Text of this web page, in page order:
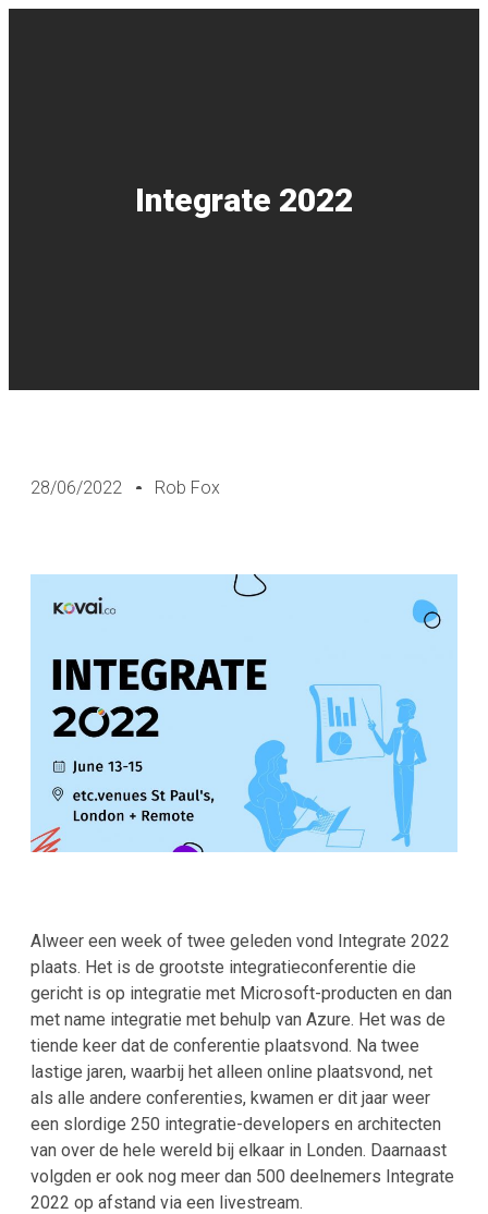
Integrate 2022
28/06/2022 Rob Fox
Alweer een week of twee geleden vond Integrate 2022
plaats. Het is de grootste integratieconferentie die
gericht is op integratie met Microsoft-producten en dan
met name integratie met behulp van Azure. Het was de
tiende keer dat de conferentie plaatsvond. Na twee
lastige jaren, waarbij het alleen online plaatsvond, net
als alle andere conferenties, kwamen er dit jaar weer
een slordige 250 integratie-developers en architecten
van over de hele wereld bij elkaar in Londen. Daarnaast
volgden er ook nog meer dan 500 deelnemers Integrate
2022 op afstand via een livestream.